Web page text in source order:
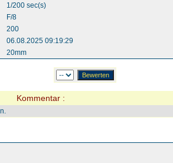
1/200 sec(s)
F/8
200
06.08.2025 09:19:29
20mm
Kommentar :